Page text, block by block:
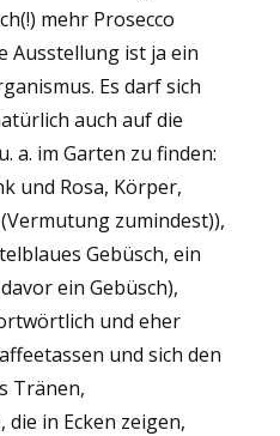
mehr Prosecco
Ausstellung ist ja ein
Es darf sich
auch auf die
a. im Garten zu finden:
und Rosa, Körper,
zumindest)),
Gebüsch, ein
ein Gebüsch),
und eher
und sich den
Tränen,
in Ecken zeigen,